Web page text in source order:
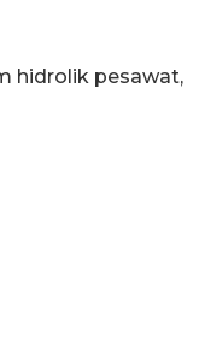
hidrolik pesawat,